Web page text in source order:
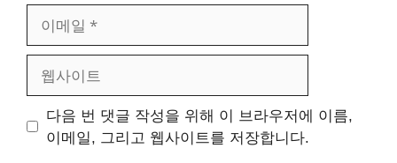
일
트
다음 번 댓글 작성을 위해 이 브라우저에 이름,
이메일, 그리고 웹사이트를 저장합니다.